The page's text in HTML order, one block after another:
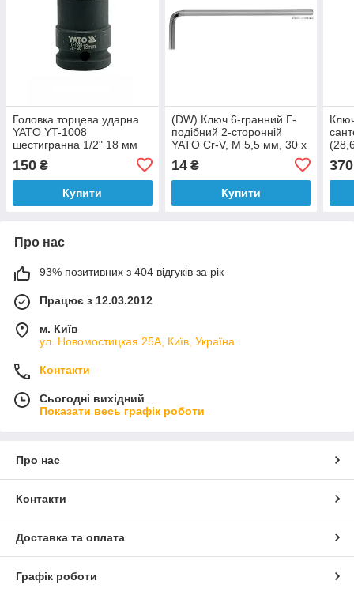
Головка торцева ударна
YATO YT-1008
шестигранна 1/2" 18 мм
150 ₴
Купити
(DW) Ключ 6-гранний Г-
подібний 2-сторонній
YATO Cr-V, М 5,5 мм, 30 х
14₴
Купити
370
Про нас
93% позитивних з 404 відгуків за рік
Працює з 12.03.2012
м. Київ
ул. Новомостицкая 25А, Київ, Україна
Контакти
Сьогодні вихідний
Показати весь графік роботи
Про нас
Контакти
Доставка та оплата
Графік роботи